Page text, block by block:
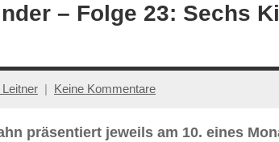
– Folge 23: Sechs
Keine Kommentare
präsentiert jeweils am 10. eines